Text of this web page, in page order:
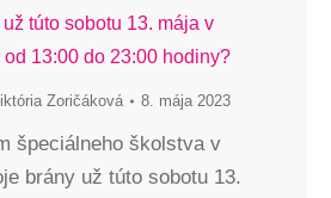
túto sobotu 13. mája v
13:00 do 23:00 hodiny?
Zoričáková 8. mája 2023
špeciálneho školstva v
brány už túto sobotu 13.